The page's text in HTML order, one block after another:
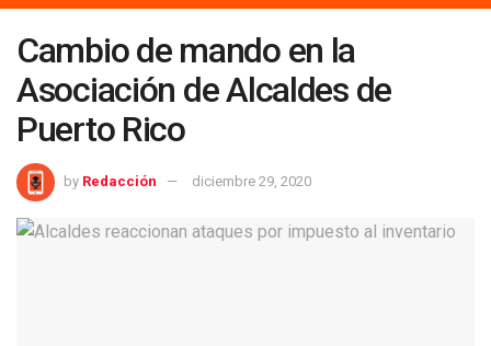
Cambio de mando en la
Asociación de Alcaldes de
Puerto Rico
by Redacción diciembre 29, 2020